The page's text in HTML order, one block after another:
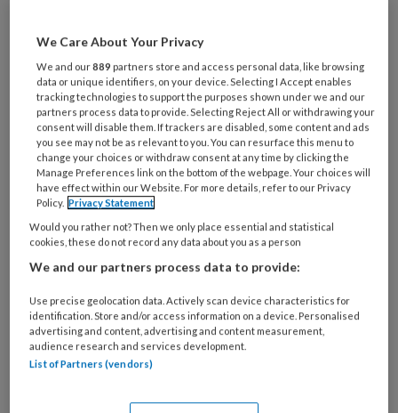
zich uitgesproken tegen de
vercommercialisering van de zorg. De
minister hekelde onder meer de
overnames van tandartspraktijken,
oogheelkundige- en dialysecentra
door het grootkapitaal. De Duitse
beroepsverenigingen van tandartsen
juichen zijn standpunten toe.
PREMIUM
Wilt u dit artikel lezen?
We Care About Your Privacy
We and our889 partners store and access personal data, like browsing
data or unique identifiers, on your device. Selecting I Accept enables
tracking technologies to support the purposes shown under we and our
partners process data to provide. Selecting Reject All or withdrawing your
consent will disable them. If trackers are disabled, some content and ads
you see may not be as relevant to you. You can resurface this menu to
change your choices or withdraw consent at any time by clicking the
Manage Preferences link on the bottom of the webpage. Your choices will
have effect within our Website. For more details, refer to our Privacy
Policy. Privacy Statement
Would you rather not? Then we only place essential and statistical
cookies, these do not record any data about you as a person
We and our partners process data to provide:
Use precise geolocation data. Actively scan device characteristics for
identification. Store and/or access information on a device. Personalised
advertising and content, advertising and content measurement,
audience research and services development.
List of Partners (vendors)